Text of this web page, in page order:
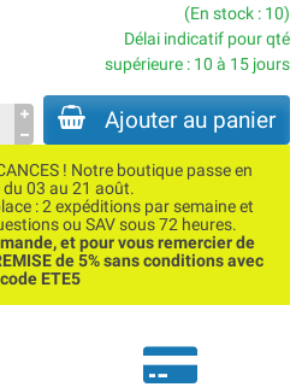
(En stock : 10)
Délai indicatif pour qté
supérieure : 10 à 15 jours
Ajouter au panier
! Notre boutique passe en
du 03 au 21 août.
: 2 expéditions par semaine et
ou SAV sous 72 heures.
et pour vous remercier de
de 5% sans conditions avec
ETE5